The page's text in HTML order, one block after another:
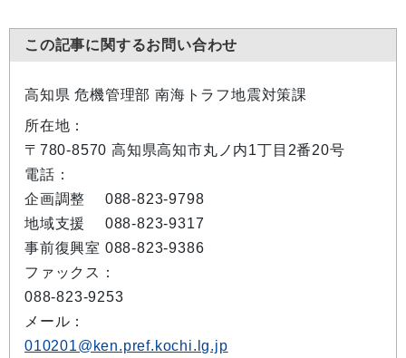
この記事に関するお問い合わせ
高知県 危機管理部 南海トラフ地震対策課
所在地：
〒780-8570 高知県高知市丸ノ内1丁目2番20号
電話：
企画調整 088-823-9798
地域支援 088-823-9317
事前復興室 088-823-9386
ファックス：
088-823-9253
メール：
010201@ken.pref.kochi.lg.jp